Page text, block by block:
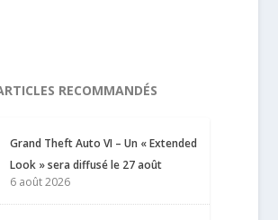
RECOMMANDÉS
Grand Theft Auto VI – Un « Extended
Look » sera diffusé le 27 août
6 août 2026